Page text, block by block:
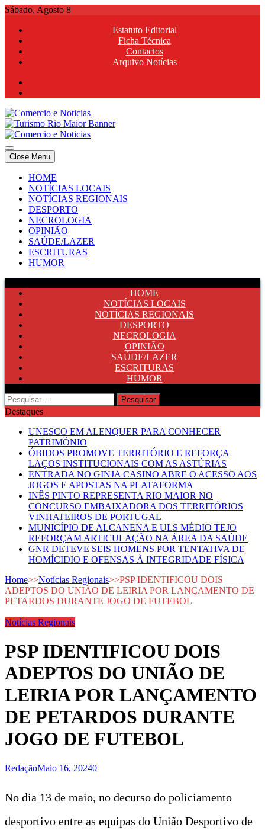
Skip
content
Sábado, Agosto 8
Estatuto Editorial
Ficha Técnica
Contactos
Arquivo Notícias
Comercio e Noticias
Notícias e Publicidade Online
Comercio e Noticias
Notícias e Publicidade Online
Close Menu
HOME
NOTÍCIAS LOCAIS
NOTÍCIAS REGIONAIS
DESPORTO
NECROLOGIA
OPINIÃO
SAÚDE/LAZER
ESCRITURAS
HUMOR
HOME
NOTÍCIAS LOCAIS
NOTÍCIAS REGIONAIS
DESPORTO
NECROLOGIA
OPINIÃO
SAÚDE/LAZER
ESCRITURAS
HUMOR
Pesquisar
por:
Destaques
UNESCO EM ALENQUER PARA CONHECER
PATRIMÓNIO
ÓBIDOS PROMOVE TERRITÓRIO E REFORÇA
LAÇOS INSTITUCIONAIS COM AS ASTÚRIAS
ENTRADA NO GINJA CASINO ABRE O ACESSO AOS
JOGOS E APOSTAS NA PLATAFORMA
INÊS PINTO REPRESENTA RIO MAIOR NO
CONCURSO EMBAIXADORA DOS TERRITÓRIOS
VINHATEIROS DE PORTUGAL
MUNICÍPIO DE ALCANENA E ULS MÉDIO TEJO
REFORÇAM ARTICULAÇÃO NA ÁREA DA SAÚDE
GNR DETEVE SEIS HOMENS POR TENTATIVA DE
HOMÍCIDIO E OFENSAS À INTEGRIDADE FÍSICA
Home>>Notícias Regionais>>PSP IDENTIFICOU DOIS
ADEPTOS DO UNIÃO DE LEIRIA POR LANÇAMENTO DE
PETARDOS DURANTE JOGO DE FUTEBOL
Notícias Regionais
PSP IDENTIFICOU DOIS
ADEPTOS DO UNIÃO DE
LEIRIA POR LANÇAMENTO
DE PETARDOS DURANTE
JOGO DE FUTEBOL
RedaçãoMaio 16, 20240
No dia 13 de maio, no decurso do policiamento
desportivo entre as equipas do União Desportivo de